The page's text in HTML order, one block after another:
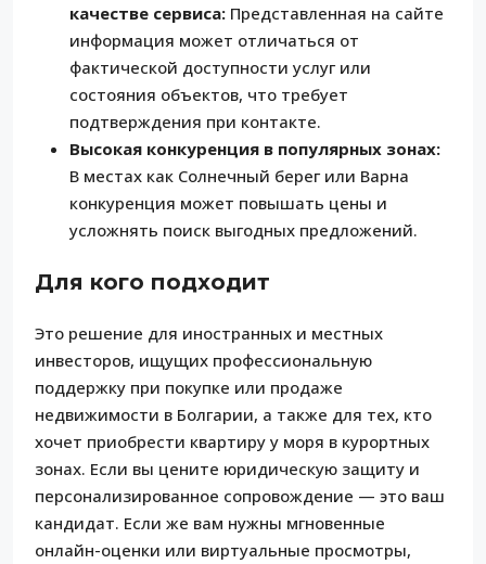
качестве сервиса: Представленная на сайте
информация может отличаться от
фактической доступности услуг или
состояния объектов, что требует
подтверждения при контакте.
Высокая конкуренция в популярных зонах:
В местах как Солнечный берег или Варна
конкуренция может повышать цены и
усложнять поиск выгодных предложений.
Для кого подходит
Это решение для иностранных и местных
инвесторов, ищущих профессиональную
поддержку при покупке или продаже
недвижимости в Болгарии, а также для тех, кто
хочет приобрести квартиру у моря в курортных
зонах. Если вы цените юридическую защиту и
персонализированное сопровождение — это ваш
кандидат. Если же вам нужны мгновенные
онлайн-оценки или виртуальные просмотры,